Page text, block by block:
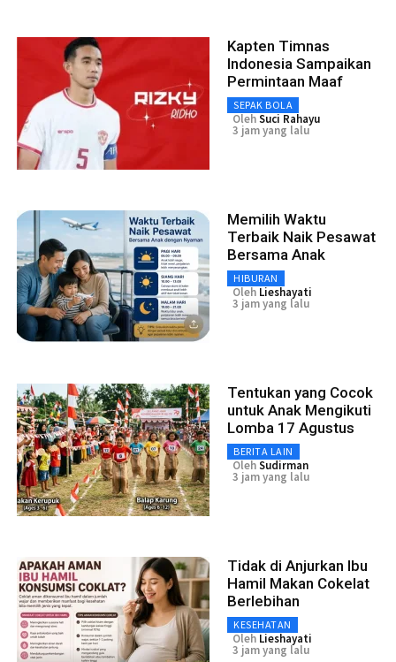
Kapten Timnas
Indonesia Sampaikan
Permintaan Maaf
SEPAK BOLA
OlehSuci Rahayu
3 jam yang lalu
Memilih Waktu
Terbaik Naik Pesawat
Bersama Anak
HIBURAN
Oleh Lieshayati
3 jam yang lalu
Tentukan yang Cocok
untuk Anak Mengikuti
Lomba 17 Agustus
BERITA LAIN
OlehSudirman
3 jam yang lalu
Tidak di Anjurkan Ibu
Hamil Makan Cokelat
Berlebihan
KESEHATAN
Oleh Lieshayati
3 jam yang lalu